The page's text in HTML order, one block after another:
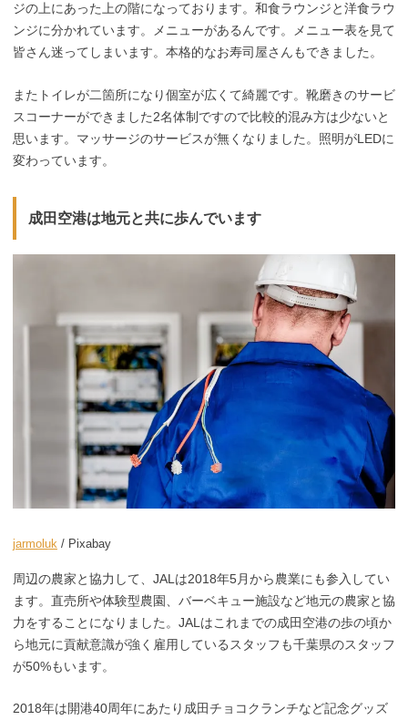
ジの上にあった上の階になっております。和食ラウンジと洋食ラウ
ンジに分かれています。メニューがあるんです。メニュー表を見て
皆さん迷ってしまいます。本格的なお寿司屋さんもできました。
またトイレが二箇所になり個室が広くて綺麗です。靴磨きのサービ
スコーナーができました2名体制ですので比較的混み方は少ないと
思います。マッサージのサービスが無くなりました。照明がLEDに
変わっています。
成田空港は地元と共に歩んでいます
jarmoluk / Pixabay
周辺の農家と協力して、JALは2018年5月から農業にも参入してい
ます。直売所や体験型農園、バーベキュー施設など地元の農家と協
力をすることになりました。JALはこれまでの成田空港の歩の頃か
ら地元に貢献意識が強く雇用しているスタッフも千葉県のスタッフ
が50%もいます。
2018年は開港40周年にあたり成田チョコクランチなど記念グッズ